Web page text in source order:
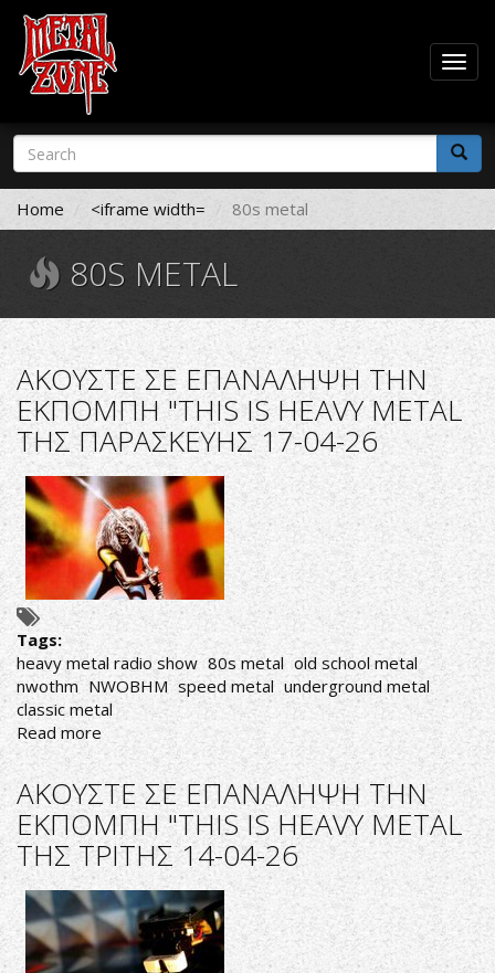
Skip
main
content
Search
form
Search
Home <iframe width= 80s metal
80S METAL
ΑΚΟΥΣΤΕ ΣΕ ΕΠΑΝΑΛΗΨΗ ΤΗΝ
ΕΚΠΟΜΠΗ "THIS IS HEAVY METAL
ΤΗΣ ΠΑΡΑΣΚΕΥΗΣ 17-04-26
Tags:
heavy metal radio show 80s metal old school metal
nwothm NWOBHM speed metal underground metal
classic metal
Read more about
ΑΚΟΥΣΤΕ
ΣΕ
ΕΠΑΝΑΛΗΨΗ
ΤΗΝ
ΕΚΠΟΜΠΗ
"THIS
IS
HEAVY
METAL
ΤΗΣ
ΑΚΟΥΣΤΕ ΣΕ ΕΠΑΝΑΛΗΨΗ ΤΗΝ
ΕΚΠΟΜΠΗ "THIS IS HEAVY METAL
ΤΗΣ ΤΡΙΤΗΣ 14-04-26